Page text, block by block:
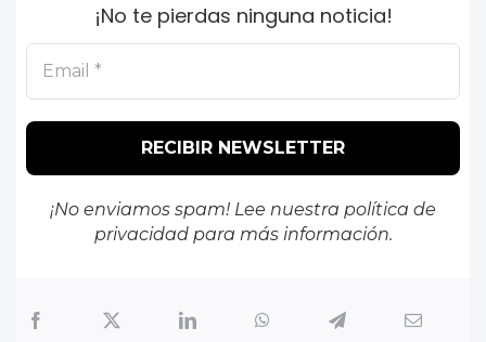
¡No te pierdas ninguna noticia!
¡No enviamos spam! Lee nuestra política de
privacidadpara más información.